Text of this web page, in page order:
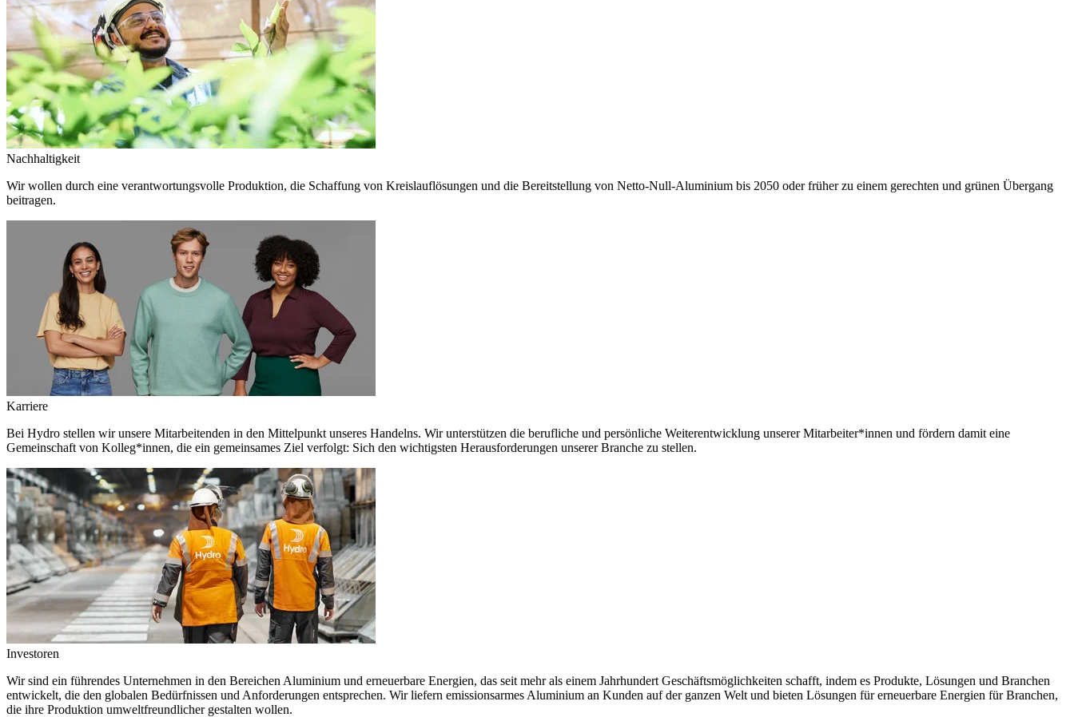
Nachhaltigkeit
Wir wollen durch eine verantwortungsvolle Produktion, die Schaffung von Kreislauflösungen und die Bereitstellung von Netto-Null-Aluminium bis 2050 oder früher zu einem gerechten und grünen Übergang
beitragen.
Karriere
Bei Hydro stellen wir unsere Mitarbeitenden in den Mittelpunkt unseres Handelns. Wir unterstützen die berufliche und persönliche Weiterentwicklung unserer Mitarbeiter*innen und fördern damit eine
Gemeinschaft von Kolleg*innen, die ein gemeinsames Ziel verfolgt: Sich den wichtigsten Herausforderungen unserer Branche zu stellen.
Investoren
Wir sind ein führendes Unternehmen in den Bereichen Aluminium und erneuerbare Energien, das seit mehr als einem Jahrhundert Geschäftsmöglichkeiten schafft, indem es Produkte, Lösungen und Branchen
entwickelt, die den globalen Bedürfnissen und Anforderungen entsprechen. Wir liefern emissionsarmes Aluminium an Kunden auf der ganzen Welt und bieten Lösungen für erneuerbare Energien für Branchen,
die ihre Produktion umweltfreundlicher gestalten wollen.